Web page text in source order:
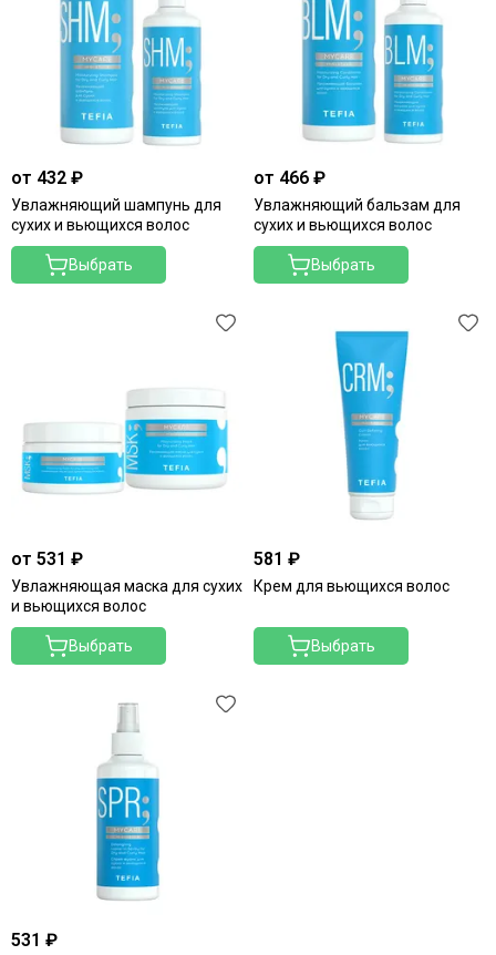
Teotema
от 432 ₽
Увлажняющий шампунь для
сухих и вьющихся волос
Выбрать
от 466 ₽
Увлажняющий бальзам для
сухих и вьющихся волос
Выбрать
от 531 ₽
Увлажняющая маска для сухих
и вьющихся волос
Выбрать
581 ₽
Крем для вьющихся волос
Выбрать
531 ₽